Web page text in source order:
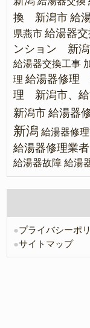
換 新潟市 給
県燕市 給湯器
ンション 新
給湯器交換工事
理 給湯器修理
理 新潟市、給
新潟市 給湯器
新潟 給湯器修
給湯器修理業
給湯器故障 給湯
●プライバシーポ
●サイトマップ